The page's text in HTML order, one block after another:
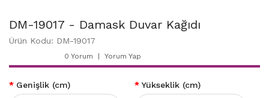
DM-19017 - Damask Duvar Kağıdı
Ürün Kodu: DM-19017
0 Yorum Yorum Yap
Genişlik (cm) Yükseklik (cm)